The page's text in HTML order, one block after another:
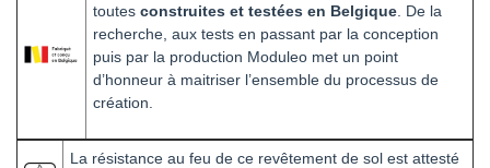
toutes construites et testées en Belgique . De la
recherche, aux tests en passant par la conception
puis par la production Moduleo met un point
d’honneur à maitriser l’ensemble du processus de
création.
La résistance au feu de ce revêtement de sol est attesté